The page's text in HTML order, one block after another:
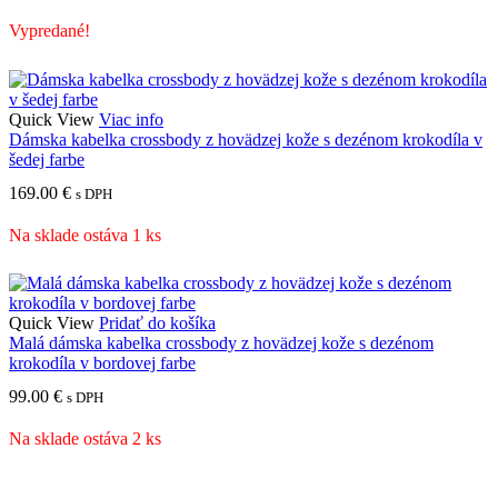
Vypredané!
Quick View Viac info
Dámska kabelka crossbody z hovädzej kože s dezénom krokodíla v
šedej farbe
169.00 € s DPH
Na sklade ostáva 1 ks
Quick View Pridať do košíka
Malá dámska kabelka crossbody z hovädzej kože s dezénom
krokodíla v bordovej farbe
99.00 € s DPH
Na sklade ostáva 2 ks